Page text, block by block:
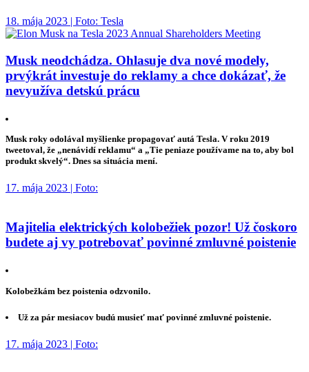
18. mája 2023 | Foto: Tesla
Musk neodchádza. Ohlasuje dva nové modely,
prvýkrát investuje do reklamy a chce dokázať, že
nevyužíva detskú prácu
Musk roky odolával myšlienke propagovať autá Tesla. V roku 2019
tweetoval, že „nenávidí reklamu“ a „Tie peniaze používame na to, aby bol
produkt skvelý“. Dnes sa situácia mení.
17. mája 2023 | Foto:
Majitelia elektrických kolobežiek pozor! Už čoskoro
budete aj vy potrebovať povinné zmluvné poistenie
Kolobežkám bez poistenia odzvonilo.
Už za pár mesiacov budú musieť mať povinné zmluvné poistenie.
17. mája 2023 | Foto: